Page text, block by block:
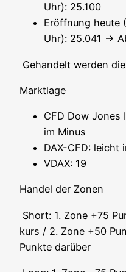
Uhr): 25.100
Eröff­nung heu­te
Uhr): 25.041 →
Gehan­delt wer­den
Markt­la­ge
CFD Dow Jones
im Minus
DAX-CFD: leicht
VDAX: 19
Han­del der Zonen
Short: 1. Zone +75
kurs / 2. Zone +50
Punk­te darüber